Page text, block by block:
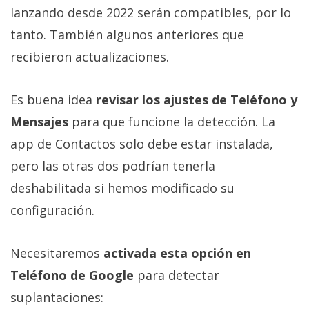
lanzando desde 2022 serán compatibles, por lo
tanto. También algunos anteriores que
recibieron actualizaciones.
Es buena idea revisar los ajustes de Teléfono y
Mensajes para que funcione la detección. La
app de Contactos solo debe estar instalada,
pero las otras dos podrían tenerla
deshabilitada si hemos modificado su
configuración.
Necesitaremos activada esta opción en
Teléfono de Google para detectar
suplantaciones: